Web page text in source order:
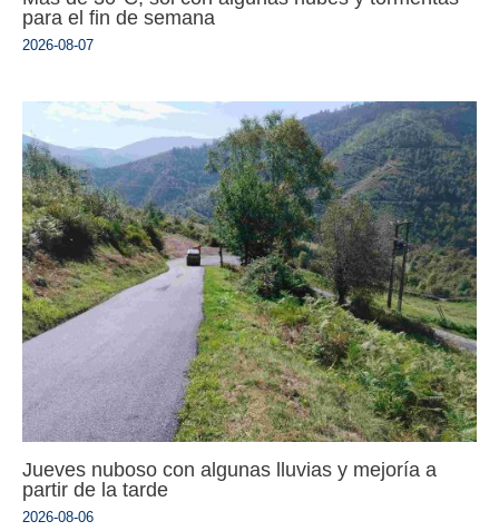
para el fin de semana
2026-08-07
Jueves nuboso con algunas lluvias y mejoría a
partir de la tarde
2026-08-06